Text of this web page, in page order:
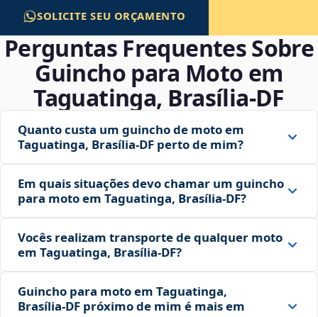
SOLICITE SEU ORÇAMENTO
Perguntas Frequentes Sobre
Guincho para Moto em
Taguatinga, Brasília‑DF
Quanto custa um guincho de moto em
Taguatinga, Brasília‑DF perto de mim?
Em quais situações devo chamar um guincho
para moto em Taguatinga, Brasília‑DF?
Vocês realizam transporte de qualquer moto
em Taguatinga, Brasília‑DF?
Guincho para moto em Taguatinga,
Brasília‑DF próximo de mim é mais em